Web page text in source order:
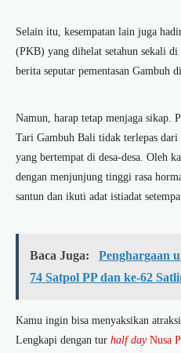
Selain itu, kesempatan lain juga
(PKB) yang dihelat setahun sekali di
berita seputar pementasan Gambuh
Namun, harap tetap menjaga sikap.
Tari Gambuh Bali tidak terlepas dari
yang bertempat di desa-desa. Oleh
dengan menjunjung tinggi rasa
santun dan ikuti adat istiadat
Baca Juga:
Penghargaan
74 Satpol PP dan ke-62
Kamu ingin bisa menyaksikan
Lengkapi dengan tur half dayNusa